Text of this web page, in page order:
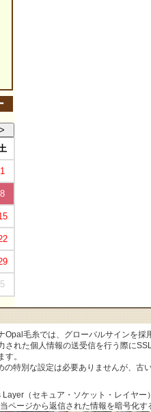
>
1
8
5
Opal毛糸では、グローバルサインを採
された個人情報の送受信を行う際に
す。
の特別な設定は必要ありませんが、古
（セキュア・ソケット・レイヤ
ページから返信された情報を暗号化す